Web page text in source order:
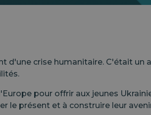
d'une crise humanitaire. C'était
pour offrir aux jeunes
le présent et à construire leur